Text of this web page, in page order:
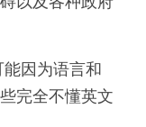
能因为语言和
完全不懂英文